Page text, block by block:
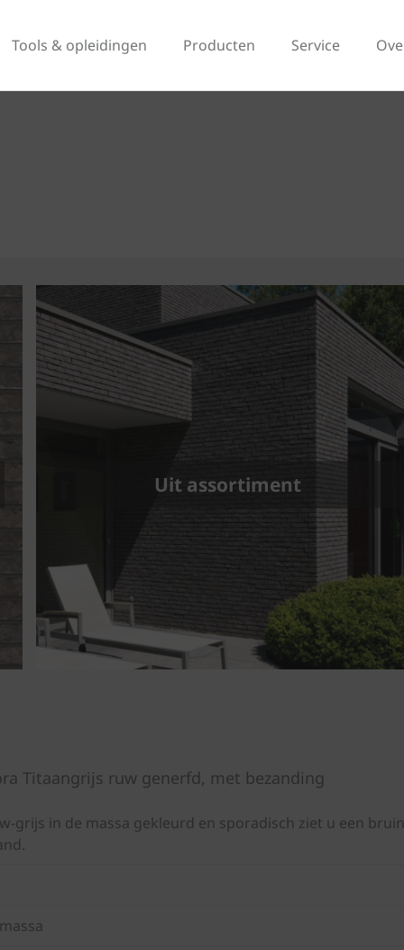
Tools & opleidingen Producten Service
Uit assortiment
Titaangrijs ruw generfd, met bezanding
grijs in de massa gekleurd en sporadisch ziet u een